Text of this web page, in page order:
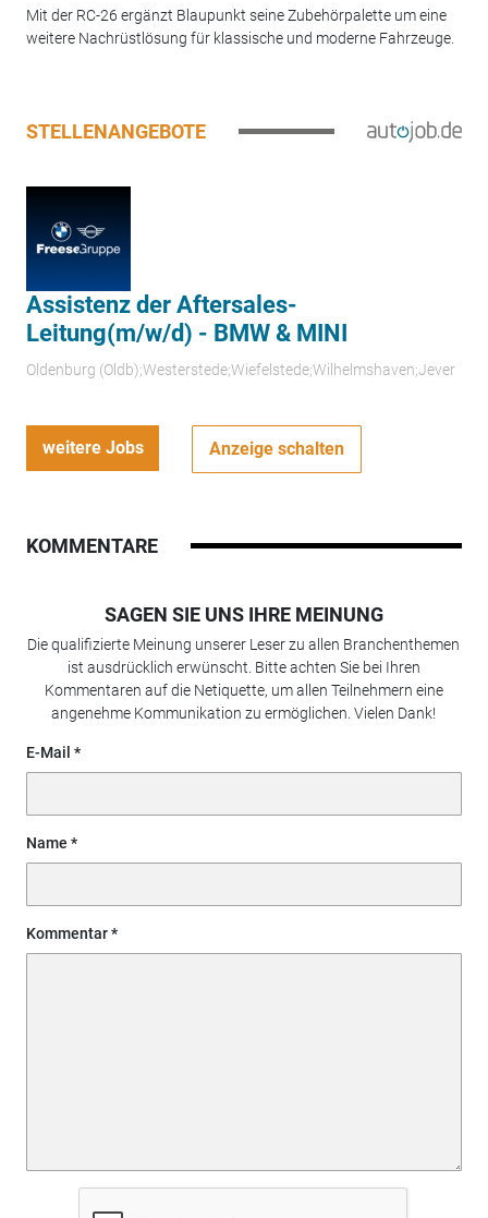
Mit der RC-26 ergänzt Blaupunkt seine Zubehörpalette um eine
weitere Nachrüstlösung für klassische und moderne Fahrzeuge.
STELLENANGEBOTE
Assistenz der Aftersales-
Leitung(m/w/d) - BMW & MINI
Oldenburg (Oldb);Westerstede;Wiefelstede;Wilhelmshaven;Jever
weitere Jobs Anzeige schalten
KOMMENTARE
SAGEN SIE UNS IHRE MEINUNG
Die qualifizierte Meinung unserer Leser zu allen Branchenthemen
ist ausdrücklich erwünscht. Bitte achten Sie bei Ihren
Kommentaren auf die Netiquette, um allen Teilnehmern eine
angenehme Kommunikation zu ermöglichen. Vielen Dank!
E-Mail
Name
Kommentar